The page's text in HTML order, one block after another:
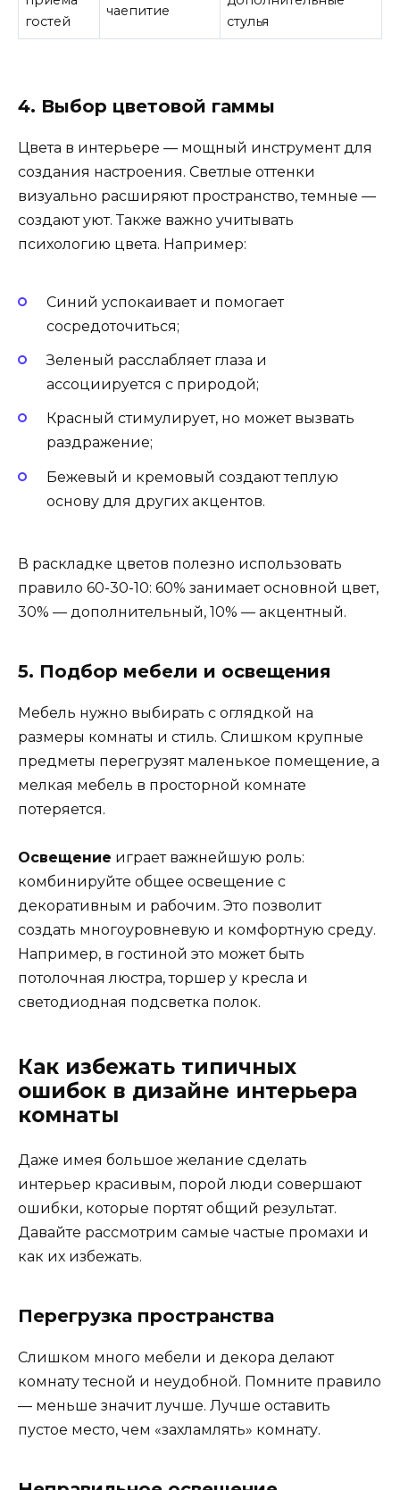
гостей
чаепитие
стулья
4. Выбор цветовой гаммы
Цвета в интерьере — мощный инструмент для
создания настроения. Светлые оттенки
визуально расширяют пространство, темные —
создают уют. Также важно учитывать
психологию цвета. Например:
Синий успокаивает и помогает
сосредоточиться;
Зеленый расслабляет глаза и
ассоциируется с природой;
Красный стимулирует, но может вызвать
раздражение;
Бежевый и кремовый создают теплую
основу для других акцентов.
В раскладке цветов полезно использовать
правило 60-30-10: 60% занимает основной цвет,
30% — дополнительный, 10% — акцентный.
5. Подбор мебели и освещения
Мебель нужно выбирать с оглядкой на
размеры комнаты и стиль. Слишком крупные
предметы перегрузят маленькое помещение, а
мелкая мебель в просторной комнате
потеряется.
Освещение играет важнейшую роль:
комбинируйте общее освещение с
декоративным и рабочим. Это позволит
создать многоуровневую и комфортную среду.
Например, в гостиной это может быть
потолочная люстра, торшер у кресла и
светодиодная подсветка полок.
Как избежать типичных
ошибок в дизайне интерьера
комнаты
Даже имея большое желание сделать
интерьер красивым, порой люди совершают
ошибки, которые портят общий результат.
Давайте рассмотрим самые частые промахи и
как их избежать.
Перегрузка пространства
Слишком много мебели и декора делают
комнату тесной и неудобной. Помните правило
— меньше значит лучше. Лучше оставить
пустое место, чем «захламлять» комнату.